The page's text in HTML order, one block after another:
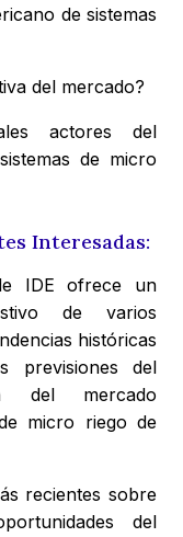
de sistemas
del mercado?
actores del
de micro
Interesadas:
IDE ofrece un
de varios
históricas
previsiones del
del mercado
micro riego de
recientes sobre
del